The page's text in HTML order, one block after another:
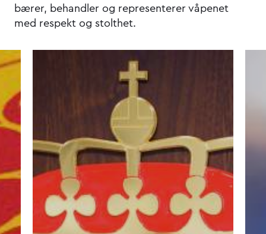
bærer, behandler og representerer våpenet
med respekt og stolthet.